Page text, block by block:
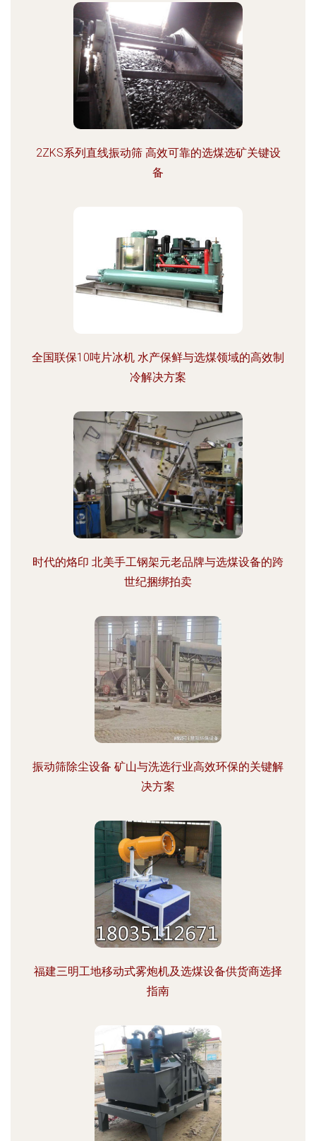
2ZKS系列直线振动筛 高效可靠的选煤选矿关键设
备
全国联保10吨片冰机 水产保鲜与选煤领域的高效制
冷解决方案
时代的烙印 北美手工钢架元老品牌与选煤设备的跨
世纪捆绑拍卖
振动筛除尘设备 矿山与洗选行业高效环保的关键解
决方案
福建三明工地移动式雾炮机及选煤设备供货商选择
指南